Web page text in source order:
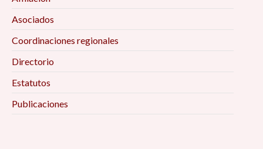
Asociados
Coordinaciones regionales
Directorio
Estatutos
Publicaciones